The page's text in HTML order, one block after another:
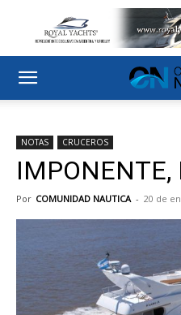
NOTAS CRUCEROS
IMPONENTE,
Por COMUNIDAD NAUTICA - 20 de